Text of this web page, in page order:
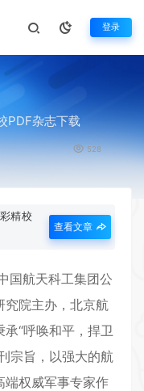
登录
PDF杂志下载
528
精校
查看文章
国航天科工集团公
究院主办，北京航
“呼唤和平，捍卫
宗旨，以强大的航
端权威军事专家作